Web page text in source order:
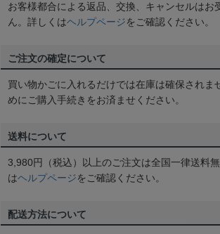
お客様都合による返品、交換、キャンセルはお
ん。詳しくはヘルプページをご確認ください。
ご注文の確定について
買い物かごに入れるだけでは在庫は確保されま
めにご購入手続きをお済ませください。
送料について
3,980円（税込）以上のご注文は全国一律送料
はヘルプページをご確認ください。
配送方法について